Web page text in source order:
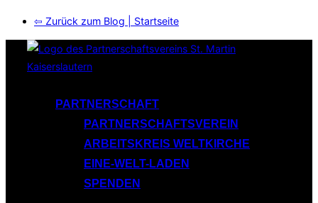
⇦ Zurück zum Blog | Startseite
Inhalt
PARTNERSCHAFT
PARTNERSCHAFTSVEREIN
ARBEITSKREIS WELTKIRCHE
EINE-WELT-LADEN
SPENDEN